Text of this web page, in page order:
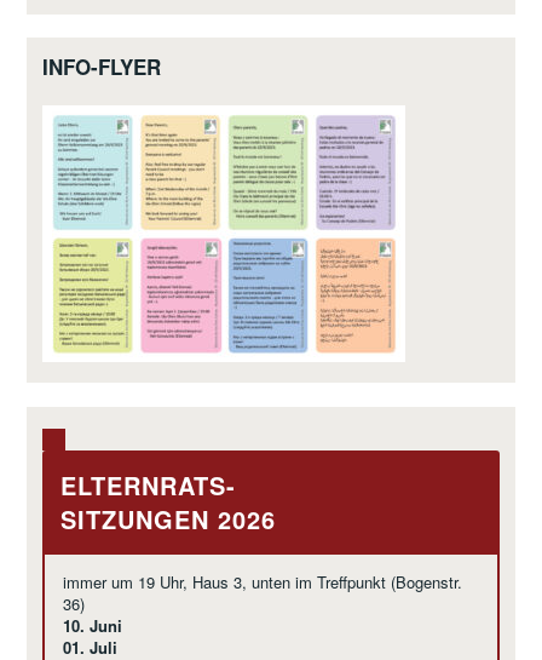
INFO-FLYER
ELTERNRATS-
SITZUNGEN 2026
immer um 19 Uhr, Haus 3, unten im Treffpunkt (Bogenstr.
36)
10. Juni
01. Juli